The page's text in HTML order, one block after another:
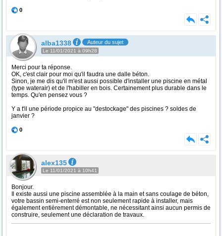
0
alba1338 Auteur du sujet
Le 11/01/2021 à 09h28
Merci pour ta réponse.
OK, c'est clair pour moi qu'il faudra une dalle béton.
Sinon, je me dis qu'il m'est aussi possible d'installer une piscine en métal
(type waterair) et de l'habiller en bois. Certainement plus durable dans le
temps. Qu'en pensez vous ?
Y a t'il une période propice au "destockage" des piscines ? soldes de
janvier ?
0
alex135
Le 11/01/2021 à 10h41
Bonjour.
Il existe aussi une piscine assemblée à la main et sans coulage de béton,
votre bassin semi-enterré est non seulement rapide à installer, mais
également entièrement démontable, ne nécessitant ainsi aucun permis de
construire, seulement une déclaration de travaux.